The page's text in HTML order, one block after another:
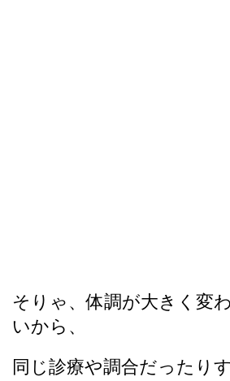
そりゃ、体調が大きく変
いから、
同じ診療や調合だったり